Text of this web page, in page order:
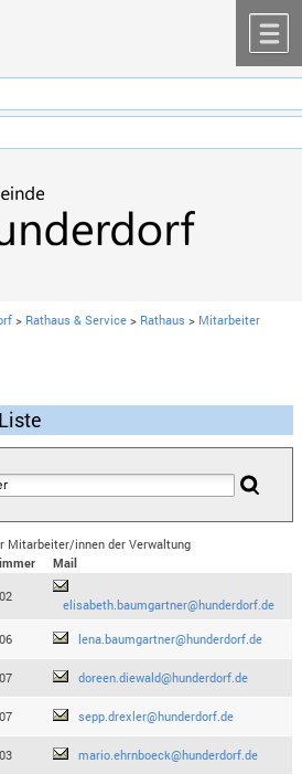
> Rathaus & Service > Rathaus > Mitarbeiter
Mitarbeiter/innen der Verwaltung
Mail
elisabeth.baumgartner@hunderdorf.de
lena.baumgartner@hunderdorf.de
doreen.diewald@hunderdorf.de
sepp.drexler@hunderdorf.de
mario.ehrnboeck@hunderdorf.de